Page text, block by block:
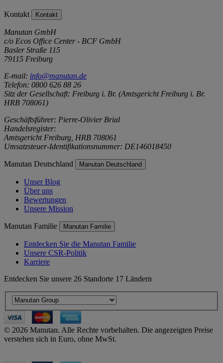
Kontakt Kontakt
Manutan GmbH
c/o Ecos Office Center - BCF GmbH
Basler Straße 115
79115 Freiburg
E-mail: info@manutan.de
Telefon: 0800 626 88 26
Sitz der Gesellschaft: Freiburg i. Br. (Amtsgericht Freiburg i. Br.
HRB 708061)
Geschäftsführer: Pierre-Olivier Brial
Handelsregister:
Amtsgericht Freiburg, HRB 708061
Umsatzsteuer-Identifikationsnummer: DE146018450
Manutan Deutschland Manutan Deutschland
Unser Blog
Über uns
Bewertungen
Unsere Mission
Manutan Familie Manutan Familie
Entdecken Sie die Manutan Familie
Unsere CSR-Politik
Karriere
Entdecken Sie unsere 26 Standorte 17 Ländern
© 2026 Manutan. Alle Rechte vorbehalten. Die angezeigten Preise
verstehen sich in Euro, ohne MwSt.